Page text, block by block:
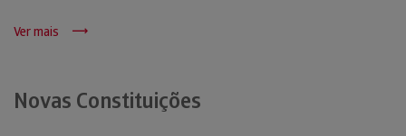
Ver mais
Novas Constituições